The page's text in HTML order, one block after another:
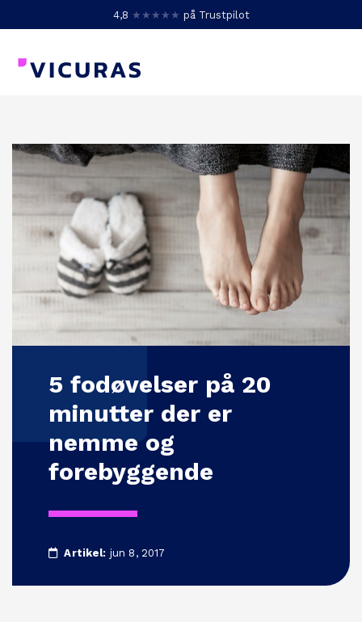
4,8 ★★★★★ på Trustpilot
5 fodøvelser på 20
minutter der er
nemme og
forebyggende
Artikel: jun 8, 2017